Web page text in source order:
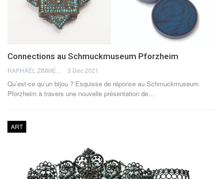
Connections au Schmuckmuseum Pforzheim
3 Déc 2021
Qu’est-ce qu’un bijou ? Esquisse de réponse au Schmuckmuseum
Pforzheim à travers une nouvelle présentation de…
ART